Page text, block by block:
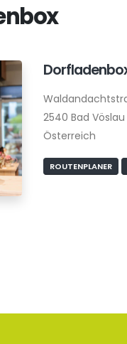
2540 Bad Vöslau
Österreich
ROUTENPLANER